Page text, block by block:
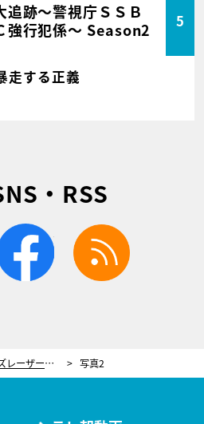
追跡～警視庁ＳＳＢ
強行犯係～ Season2
5
する正義
・RSS
facebook
カズレーザー、特殊過ぎる“性癖”を暴露！「カメラ小僧に囲まれて写真撮られたい」 写真2